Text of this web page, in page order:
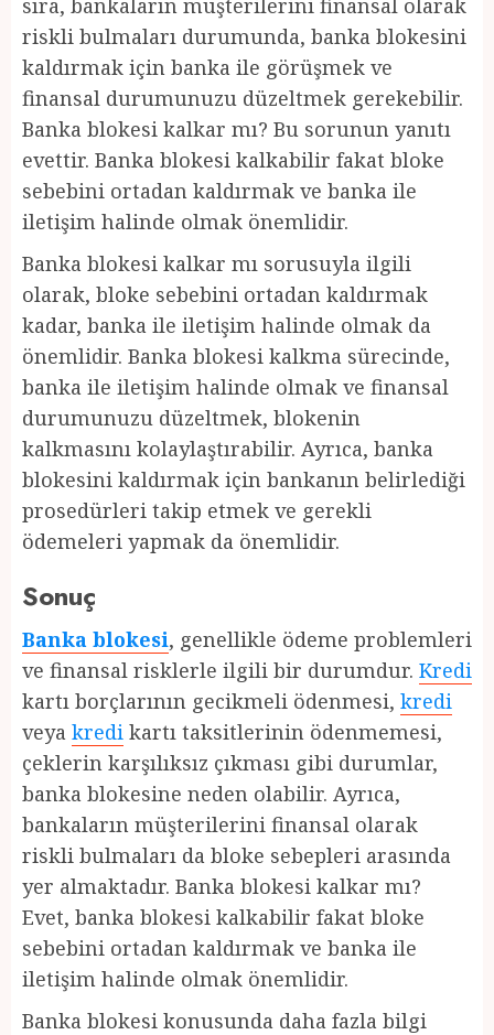
sıra, bankaların müşterilerini finansal olarak
riskli bulmaları durumunda, banka blokesini
kaldırmak için banka ile görüşmek ve
finansal durumunuzu düzeltmek gerekebilir.
Banka blokesi kalkar mı? Bu sorunun yanıtı
evettir. Banka blokesi kalkabilir fakat bloke
sebebini ortadan kaldırmak ve banka ile
iletişim halinde olmak önemlidir.
Banka blokesi kalkar mı sorusuyla ilgili
olarak, bloke sebebini ortadan kaldırmak
kadar, banka ile iletişim halinde olmak da
önemlidir. Banka blokesi kalkma sürecinde,
banka ile iletişim halinde olmak ve finansal
durumunuzu düzeltmek, blokenin
kalkmasını kolaylaştırabilir. Ayrıca, banka
blokesini kaldırmak için bankanın belirlediği
prosedürleri takip etmek ve gerekli
ödemeleri yapmak da önemlidir.
Sonuç
Banka blokesi, genellikle ödeme problemleri
ve finansal risklerle ilgili bir durumdur. Kredi
kartı borçlarının gecikmeli ödenmesi, kredi
veya kredi kartı taksitlerinin ödenmemesi,
çeklerin karşılıksız çıkması gibi durumlar,
banka blokesine neden olabilir. Ayrıca,
bankaların müşterilerini finansal olarak
riskli bulmaları da bloke sebepleri arasında
yer almaktadır. Banka blokesi kalkar mı?
Evet, banka blokesi kalkabilir fakat bloke
sebebini ortadan kaldırmak ve banka ile
iletişim halinde olmak önemlidir.
Banka blokesi konusunda daha fazla bilgi